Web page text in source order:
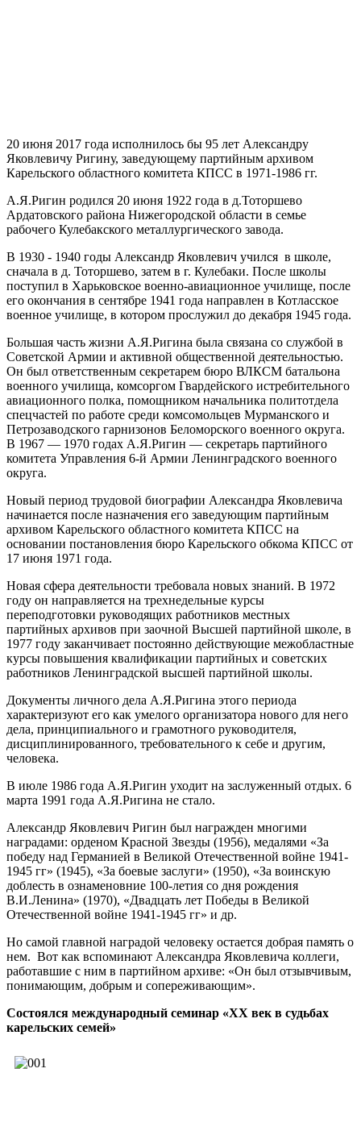
20 июня 2017 года исполнилось бы 95 лет Александру
Яковлевичу Ригину, заведующему партийным архивом
Карельского областного комитета КПСС в 1971-1986 гг.
А.Я.Ригин родился 20 июня 1922 года в д.Тоторшево
Ардатовского района Нижегородской области в семье
рабочего Кулебакского металлургического завода.
В 1930 - 1940 годы Александр Яковлевич учился в школе,
сначала в д. Тоторшево, затем в г. Кулебаки. После школы
поступил в Харьковское военно-авиационное училище, после
его окончания в сентябре 1941 года направлен в Котласское
военное училище, в котором прослужил до декабря 1945 года.
Большая часть жизни А.Я.Ригина была связана со службой в
Советской Армии и активной общественной деятельностью.
Он был ответственным секретарем бюро ВЛКСМ батальона
военного училища, комсоргом Гвардейского истребительного
авиационного полка, помощником начальника политотдела
спецчастей по работе среди комсомольцев Мурманского и
Петрозаводского гарнизонов Беломорского военного округа.
В 1967 — 1970 годах А.Я.Ригин — секретарь партийного
комитета Управления 6-й Армии Ленинградского военного
округа.
Новый период трудовой биографии Александра Яковлевича
начинается после назначения его заведующим партийным
архивом Карельского областного комитета КПСС на
основании постановления бюро Карельского обкома КПСС от
17 июня 1971 года.
Новая сфера деятельности требовала новых знаний. В 1972
году он направляется на трехнедельные курсы
переподготовки руководящих работников местных
партийных архивов при заочной Высшей партийной школе, в
1977 году заканчивает постоянно действующие межобластные
курсы повышения квалификации партийных и советских
работников Ленинградской высшей партийной школы.
Документы личного дела А.Я.Ригина этого периода
характеризуют его как умелого организатора нового для него
дела, принципиального и грамотного руководителя,
дисциплинированного, требовательного к себе и другим,
человека.
В июле 1986 года А.Я.Ригин уходит на заслуженный отдых. 6
марта 1991 года А.Я.Ригина не стало.
Александр Яковлевич Ригин был награжден многими
наградами: орденом Красной Звезды (1956), медалями «За
победу над Германией в Великой Отечественной войне 1941-
1945 гг» (1945), «За боевые заслуги» (1950), «За воинскую
доблесть в ознаменовние 100-летия со дня рождения
В.И.Ленина» (1970), «Двадцать лет Победы в Великой
Отечественной войне 1941-1945 гг» и др.
Но самой главной наградой человеку остается добрая память о
нем. Вот как вспоминают Александра Яковлевича коллеги,
работавшие с ним в партийном архиве: «Он был отзывчивым,
понимающим, добрым и сопереживающим».
Состоялся международный семинар «XX век в судьбах
карельских семей»